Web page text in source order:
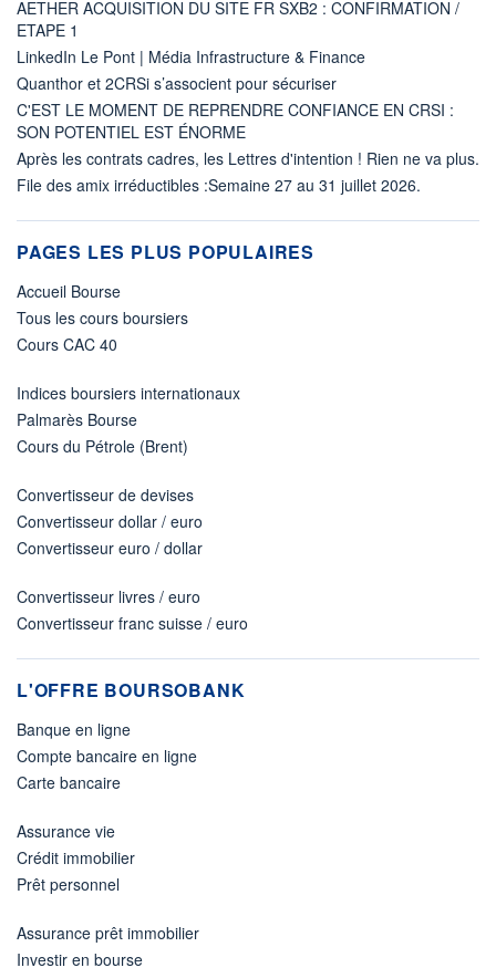
AETHER ACQUISITION DU SITE FR SXB2 : CONFIRMATION /
ETAPE 1
LinkedIn Le Pont | Média Infrastructure & Finance
Quanthor et 2CRSi s’associent pour sécuriser
C'EST LE MOMENT DE REPRENDRE CONFIANCE EN CRSI :
SON POTENTIEL EST ÉNORME
Après les contrats cadres, les Lettres d'intention ! Rien ne va plus.
File des amix irréductibles :Semaine 27 au 31 juillet 2026.
PAGES LES PLUS POPULAIRES
Accueil Bourse
Tous les cours boursiers
Cours CAC 40
Indices boursiers internationaux
Palmarès Bourse
Cours du Pétrole (Brent)
Convertisseur de devises
Convertisseur dollar / euro
Convertisseur euro / dollar
Convertisseur livres / euro
Convertisseur franc suisse / euro
L'OFFRE BOURSOBANK
Banque en ligne
Compte bancaire en ligne
Carte bancaire
Assurance vie
Crédit immobilier
Prêt personnel
Assurance prêt immobilier
Investir en bourse